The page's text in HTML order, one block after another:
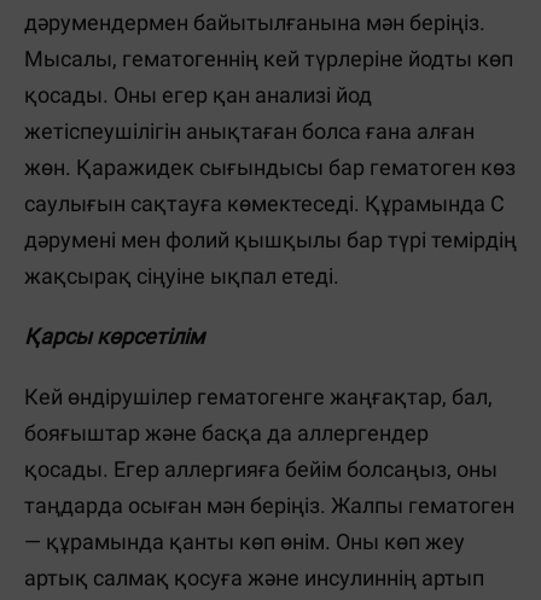
дәрумендермен байытылғанына мән беріңіз.
Мысалы, гематогеннің кей түрлеріне йодты көп
қосады. Оны егер қан анализі йод
жетіспеушілігін анықтаған болса ғана алған
жөн. Қаражидек сығындысы бар гематоген көз
саулығын сақтауға көмектеседі. Құрамында С
дәрумені мен фолий қышқылы бар түрі темірдің
жақсырақ сіңуіне ықпал етеді.
Қарсы көрсетілім
Кей өндірушілер гематогенге жаңғақтар, бал,
бояғыштар және басқа да аллергендер
қосады. Егер аллергияға бейім болсаңыз, оны
таңдарда осыған мән беріңіз. Жалпы гематоген
— құрамында қанты көп өнім. Оны көп жеу
артық салмақ қосуға және инсулиннің артып